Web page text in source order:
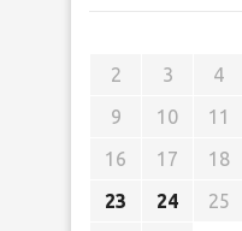
2
3 4
9
10 11
16
17 18
23
24 25